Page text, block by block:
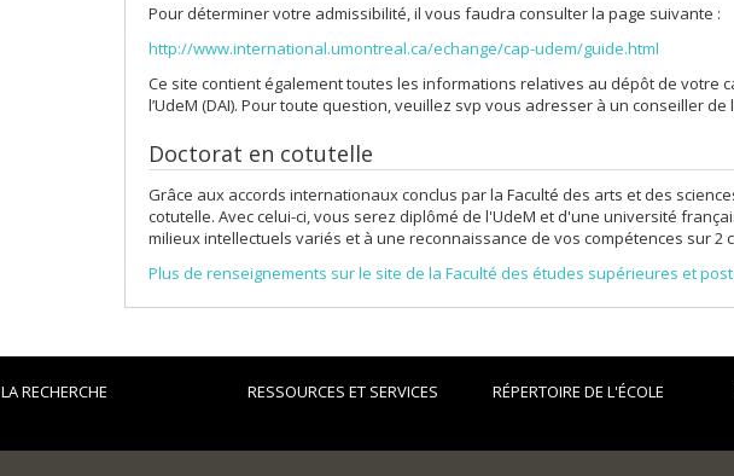
Pour déterminer votre admissibilité, il vous faudra consulter la page suivante :
http://www.international.umontreal.ca/echange/cap-udem/guide.html
Ce site contient également toutes les informations relatives au dépôt de votre
l’UdeM (DAI). Pour toute question, veuillez svp vous adresser à un conseiller de
Doctorat en cotutelle
Grâce aux accords internationaux conclus par la Faculté des arts et des
cotutelle. Avec celui-ci, vous serez diplômé de l'UdeM et d'une université
milieux intellectuels variés et à une reconnaissance de vos compétences sur 2
Plus de renseignements sur le site de la Faculté des études supérieures et
LA RECHERCHE RESSOURCES ET SERVICES RÉPERTOIRE DE L'ÉCOLE